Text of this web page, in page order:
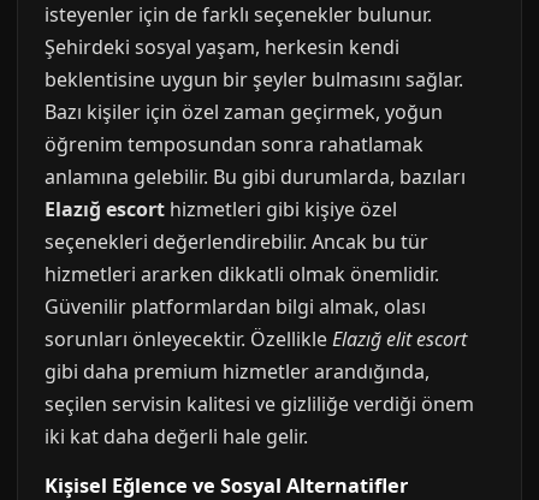
isteyenler için de farklı seçenekler bulunur.
Şehirdeki sosyal yaşam, herkesin kendi
beklentisine uygun bir şeyler bulmasını sağlar.
Bazı kişiler için özel zaman geçirmek, yoğun
öğrenim temposundan sonra rahatlamak
anlamına gelebilir. Bu gibi durumlarda, bazıları
Elazığ escort hizmetleri gibi kişiye özel
seçenekleri değerlendirebilir. Ancak bu tür
hizmetleri ararken dikkatli olmak önemlidir.
Güvenilir platformlardan bilgi almak, olası
sorunları önleyecektir. ÖzellikleElazığ elit escort
gibi daha premium hizmetler arandığında,
seçilen servisin kalitesi ve gizliliğe verdiği önem
iki kat daha değerli hale gelir.
Kişisel Eğlence ve Sosyal Alternatifler